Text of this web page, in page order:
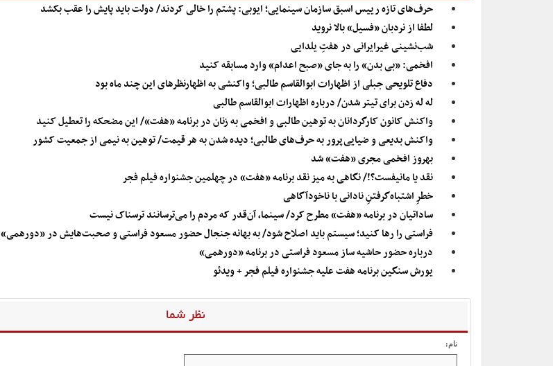
حرف‌های تازه رییس اسبق سازمان سینمایی؛ ایوبی: پشتم را خالی کردند/ دولت باید پایش را عقب بکشد
لطفا از نردبان «فسیل» بالا نروید
شب‌نشینی غیرایرانی در هفتِ یلدایی
افخمی: «بی بدن» را به جای «صبح اعدام» وارد مسابقه کنید
دفاع تلویحی جبلی از اظهارات ابوالقاسم طالبی؛ واکنشی به اظهارنظرهای این چند ماه بود
له له زدن برای تیتر شدن/ درباره اظهارات ابوالقاسم طالبی
واکنش کانون کارگردانان به توهین طالبی و افخمی به زنان در برنامه «هفت»/ این مضحکه را تعطیل کنید
واکنش بدیعی و ضیایی‌پرور به حرف‌های طالبی؛ دیده شدن به هر قیمت/ توهین به نیمی از جمعیت کشور
بهروز افخمی مجری «هفت» شد
نقد یا مانیفست؟!/ نگاهی به میز نقد برنامه «هفت» در چهلمین جشنواره فیلم فجر
خطرِ اشتباه‌گرفتنِ نادانی با ناخودآگاهی
ساداتیان در برنامه «هفت» مطرح کرد/ سینما، آن‌قدر که مردم را می‌ترسانند ترسناک نیست
فراستی را رها کنید؛ سیستم باید اصلاح شود/ به بهانه جنجال حضور مسعود فراستی و صحبت‌هایش در «دورهمی»
درباره حضور حاشیه ساز مسعود فراستی در برنامه «دورهمی»
یورش سنگین برنامه هفت علیه جشنواره فیلم فجر + ویدئو
نظر شما
نام: